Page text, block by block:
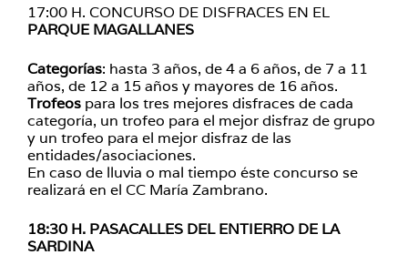
17:00 H. CONCURSO DE DISFRACES EN EL
PARQUE MAGALLANES
Categorías: hasta 3 años, de 4 a 6 años, de 7 a 11
años, de 12 a 15 años y mayores de 16 años.
Trofeos para los tres mejores disfraces de cada
categoría, un trofeo para el mejor disfraz de grupo
y un trofeo para el mejor disfraz de las
entidades/asociaciones.
En caso de lluvia o mal tiempo éste concurso se
realizará en el CC María Zambrano.
18:30 H. PASACALLES DEL ENTIERRO DE LA
SARDINA